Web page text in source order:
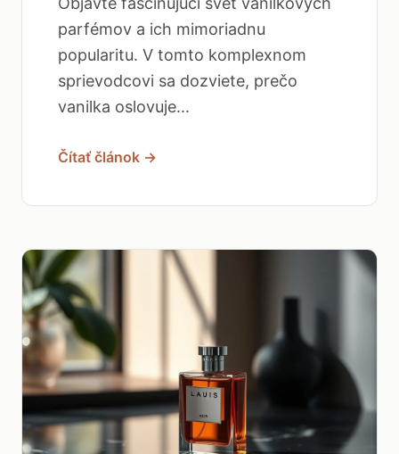
parfémov a ich mimoriadnu
popularitu. V tomto komplexnom
sprievodcovi sa dozviete, prečo
vanilka oslovuje...
Čítať článok →